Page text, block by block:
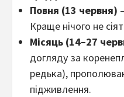
Повня (13 червня)
Краще нічого не
Місяць (14–27
догляду за
редька),
підживлення.